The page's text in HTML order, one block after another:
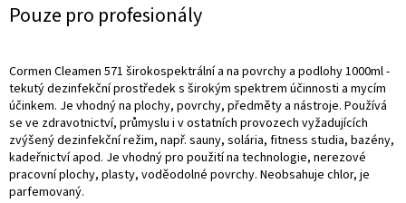
cena:
Pouze pro profesionály
Cormen Cleamen 571 širokospektrální a na povrchy a podlohy 1000ml -
tekutý dezinfekční prostředek s širokým spektrem účinnosti a mycím
účinkem. Je vhodný na plochy, povrchy, předměty a nástroje. ​Používá
se ve zdravotnictví, průmyslu i v ostatních provozech vyžadujících
zvýšený dezinfekční režim, např. sauny, solária, fitness studia, bazény,
kadeřnictví apod. Je vhodný pro použití na technologie, nerezové
pracovní plochy, plasty, voděodolné povrchy. Neobsahuje chlor, je
parfemovaný.